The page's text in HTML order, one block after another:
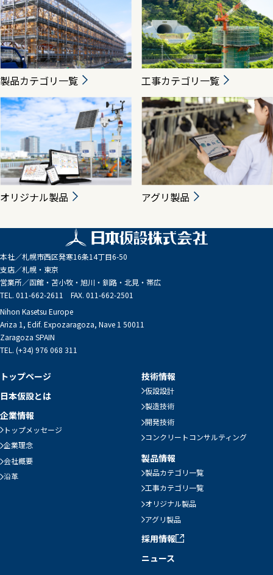
製品カテゴリ一覧 工事カテゴリ一覧
オリジナル製品 アグリ製品
本社／札幌市西区発寒16条14丁目6-50
支店／札幌・東京
営業所／函館・苫小牧・旭川・釧路・北見・帯広
TEL. 011-662-2611 FAX. 011-662-2501
Nihon Kasetsu Europe
Ariza 1, Edif. Expozaragoza, Nave 1 50011
Zaragoza SPAIN
TEL. (+34) 976 068 311
トップページ
日本仮設とは
企業情報
トップメッセージ
企業理念
会社概要
沿革
技術情報
仮設設計
製造技術
開発技術
コンクリートコンサルティング
製品情報
製品カテゴリ一覧
工事カテゴリ一覧
オリジナル製品
アグリ製品
採用情報
ニュース